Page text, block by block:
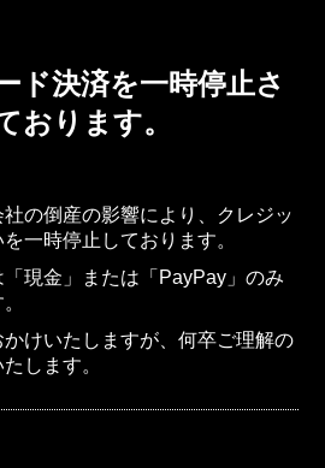
ド決済を一時停止さ
おります。
の倒産の影響により、クレジッ
一時停止しております。
現金」または「PayPay」のみ
けいたしますが、何卒ご理解の
します。